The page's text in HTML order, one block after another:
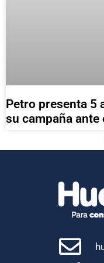
Petro presenta 5
su campaña ante